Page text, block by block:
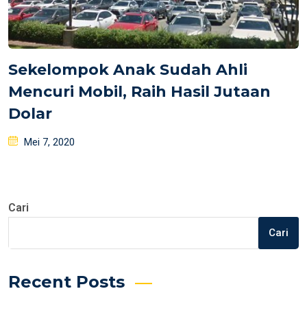
Sekelompok Anak Sudah Ahli
Mencuri Mobil, Raih Hasil Jutaan
Dolar
Posted
Mei 7, 2020
Cari
Cari
Recent Posts